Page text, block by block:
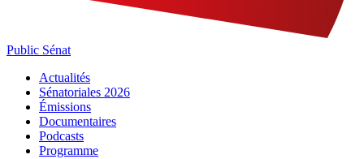
Public Sénat
Actualités
Sénatoriales 2026
Émissions
Documentaires
Podcasts
Programme